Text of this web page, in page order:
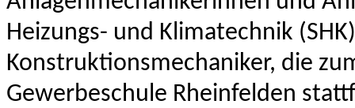
Heizungs- und Klimatechnik
Konstruktionsmechaniker, die
Gewerbeschule Rheinfelden